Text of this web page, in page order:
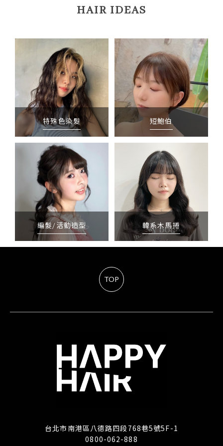
HAIR IDEAS
特殊色染髮 短鮑伯
編髮/活動造型 韓系木馬捲
TOP
台北市南港區八德路四段768巷5號5F-1
0800-062-888